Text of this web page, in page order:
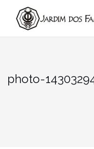
conteúdo
photo-